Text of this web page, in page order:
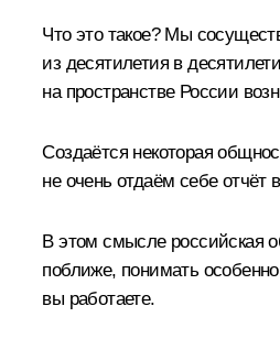
Что это такое? Мы
из десятилетия в
на пространстве России
Создаётся некоторая
не очень отдаём себе отчёт
В этом смысле российская
поближе, понимать
вы работаете.